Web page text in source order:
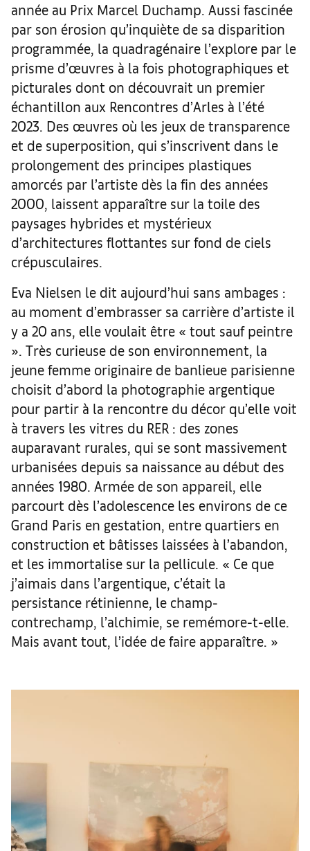
année au Prix Marcel Duchamp. Aussi fascinée
par son érosion qu’inquiète de sa disparition
programmée, la quadragénaire l’explore par le
prisme d’œuvres à la fois photographiques et
picturales dont on découvrait un premier
échantillon aux Rencontres d’Arles à l’été
2023. Des œuvres où les jeux de transparence
et de superposition, qui s’inscrivent dans le
prolongement des principes plastiques
amorcés par l’artiste dès la fin des années
2000, laissent apparaître sur la toile des
paysages hybrides et mystérieux
d’architectures flottantes sur fond de ciels
crépusculaires.
Eva Nielsen le dit aujourd’hui sans ambages :
au moment d’embrasser sa carrière d’artiste il
y a 20 ans, elle voulait être « tout sauf peintre
». Très curieuse de son environnement, la
jeune femme originaire de banlieue parisienne
choisit d’abord la photographie argentique
pour partir à la rencontre du décor qu’elle voit
à travers les vitres du RER : des zones
auparavant rurales, qui se sont massivement
urbanisées depuis sa naissance au début des
années 1980. Armée de son appareil, elle
parcourt dès l’adolescence les environs de ce
Grand Paris en gestation, entre quartiers en
construction et bâtisses laissées à l’abandon,
et les immortalise sur la pellicule. « Ce que
j’aimais dans l’argentique, c’était la
persistance rétinienne, le champ-
contrechamp, l’alchimie, se remémore-t-elle.
Mais avant tout, l’idée de faire apparaître. »